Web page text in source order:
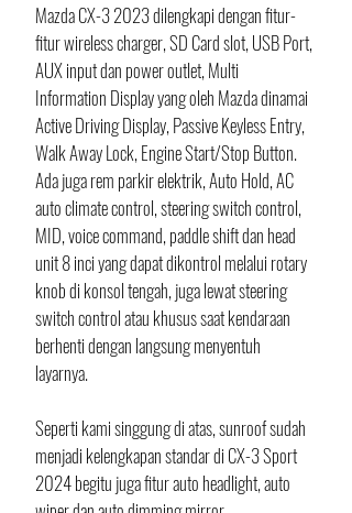
Mazda CX-3 2023 dilengkapi dengan fitur-
fitur wireless charger, SD Card slot, USB Port,
AUX input dan power outlet, Multi
Information Display yang oleh Mazda dinamai
Active Driving Display, Passive Keyless Entry,
Walk Away Lock, Engine Start/Stop Button.
Ada juga rem parkir elektrik, Auto Hold, AC
auto climate control, steering switch control,
MID, voice command, paddle shift dan head
unit 8 inci yang dapat dikontrol melalui rotary
knob di konsol tengah, juga lewat steering
switch control atau khusus saat kendaraan
berhenti dengan langsung menyentuh
layarnya.
Seperti kami singgung di atas, sunroof sudah
menjadi kelengkapan standar di CX-3 Sport
2024 begitu juga fitur auto headlight, auto